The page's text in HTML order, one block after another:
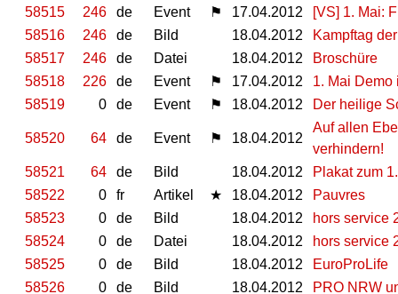
58515
246 de Event ⚑ 17.04.2012
[VS] 1. Mai:
58516
246 de Bild 18.04.2012
Kampftag
58517
246 de Datei 18.04.2012
Broschüre
58518
226 de Event ⚑ 17.04.2012
1. Mai Demo
58519
0 de Event ⚑ 18.04.2012 Der heilige
58520 64 de Event ⚑ 18.04.2012
Auf allen
verhindern!
58521
64 de Bild 18.04.2012
Plakat zum
58522
0 fr Artikel ★ 18.04.2012
Pauvres
58523
0 de Bild 18.04.2012
hors service
58524
0 de Datei 18.04.2012
hors service
58525
0 de Bild 18.04.2012
EuroProLife
58526
0 de Bild 18.04.2012
PRO NRW